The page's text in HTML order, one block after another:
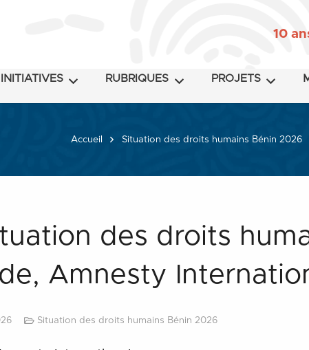
10
INITIATIVES RUBRIQUES PROJETS
Accueil Situation des droits humains Bénin 2026
des droits
Amnesty
Situation des droits humains Bénin 2026